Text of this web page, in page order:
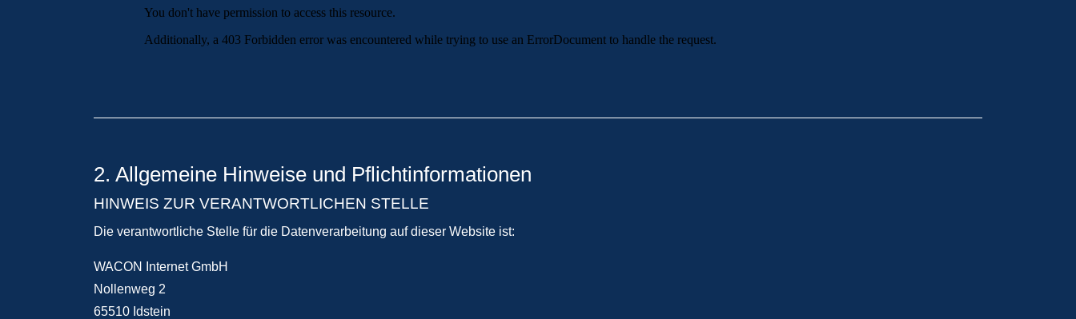
2. Allgemeine Hinweise und Pflichtinformationen
HINWEIS ZUR VERANTWORTLICHEN STELLE
Die verantwortliche Stelle für die Datenverarbeitung auf dieser Website ist:
WACON Internet GmbH
Nollenweg 2
65510 Idstein